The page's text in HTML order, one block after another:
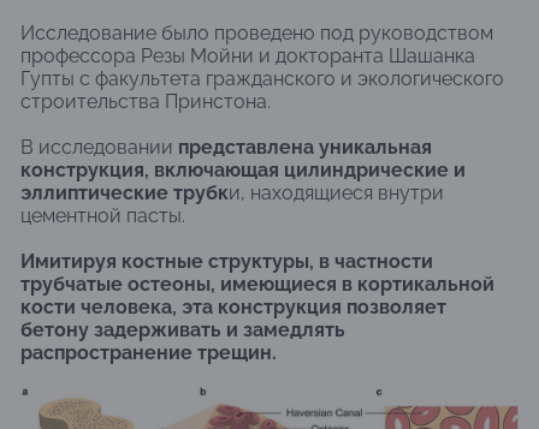
Исследование было проведено под руководством
профессора Резы Мойни и докторанта Шашанка
Гупты с факультета гражданского и экологического
строительства Принстона.
В исследовании представлена уникальная
конструкция, включающая цилиндрические и
эллиптические трубки, находящиеся внутри
цементной пасты.
Имитируя костные структуры, в частности
трубчатые остеоны, имеющиеся в кортикальной
кости человека, эта конструкция позволяет
бетону задерживать и замедлять
распространение трещин.